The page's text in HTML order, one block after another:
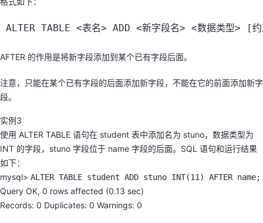
ALTER TABLE <表名> ADD <新字段名> <数据类型> [
AFTER 的作用是将新字段添加到某个已有字段后面。
注意，只能在某个已有字段的后面添加新字段，不能在它的前面添加新字
段。
实例3
使用 ALTER TABLE 语句在 student 表中添加名为 stuno，数据类型为
INT 的字段，stuno 字段位于 name 字段的后面。SQL 语句和运行结果
如下：
mysql> ALTER TABLE student ADD stuno INT(11) AFTER name;
Query OK, 0 rows affected (0.13 sec)
Records: 0 Duplicates: 0 Warnings: 0